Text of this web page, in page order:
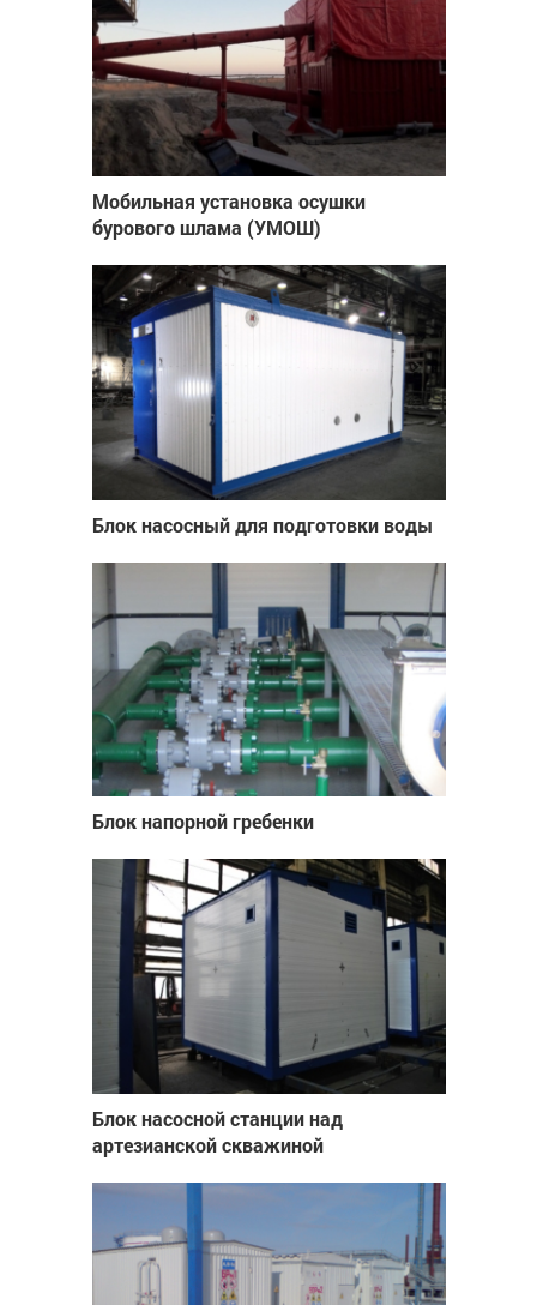
Мобильная установка осушки
бурового шлама (УМОШ)
Блок насосный для подготовки воды
Блок напорной гребенки
Блок насосной станции над
артезианской скважиной